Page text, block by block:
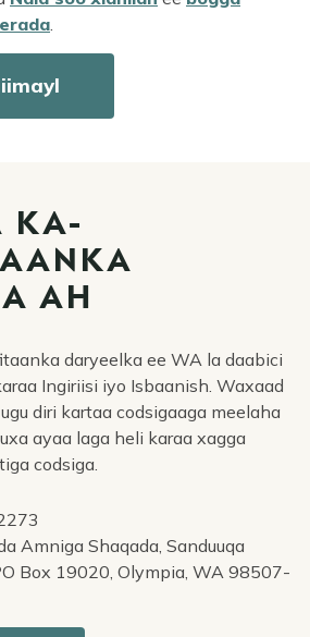
.
KA-
AH
daryeelka ee WA la daabici
Ingiriisi iyo Isbaanish. Waxaad
diri kartaa codsigaaga meelaha
ayaa laga heli karaa xagga
codsiga.
Amniga Shaqada, Sanduuqa
Box 19020, Olympia, WA 98507-